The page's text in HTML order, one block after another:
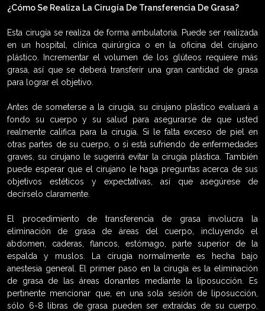
¿Cómo Se Realiza La Cirugía De Transferencia De Grasa?
Esta cirugía se realiza de forma ambulatoria. Puede ser realizada
en un hospital, clínica quirúrgica o en la oficina del cirujano
plástico. Incrementar el volumen de los glúteos requiere más
grasa, así que se deberá transferir una gran cantidad de grasa
para lograr el objetivo.
Antes de someterse a la cirugía, su cirujano plástico evaluará a
fondo su cuerpo y su salud para asegurarse de que usted
realmente califica para la cirugía. Si le falta exceso de piel en
otras partes de su cuerpo, o si está sufriendo de enfermedades
graves, su cirujano le sugerirá evitar la cirugía plástica. También
puede esperar que el cirujano le haga preguntas acerca de sus
objetivos estéticos y expectativas, así que asegúrese de
decírselo claramente.
El procedimiento de transferencia de grasa involucra la
eliminación de grasa de áreas del cuerpo, incluyendo el
abdomen, caderas, flancos, estómago, parte superior de la
espalda y muslos. La cirugía normalmente es hecha bajo
anestesia general. El primer paso en la cirugía es la eliminación
de grasa de las áreas donantes mediante la liposucción. Es
pertinente mencionar que, en una sola sesión de liposucción,
sólo 6-8 libras de grasa pueden ser extraídas de su cuerpo.